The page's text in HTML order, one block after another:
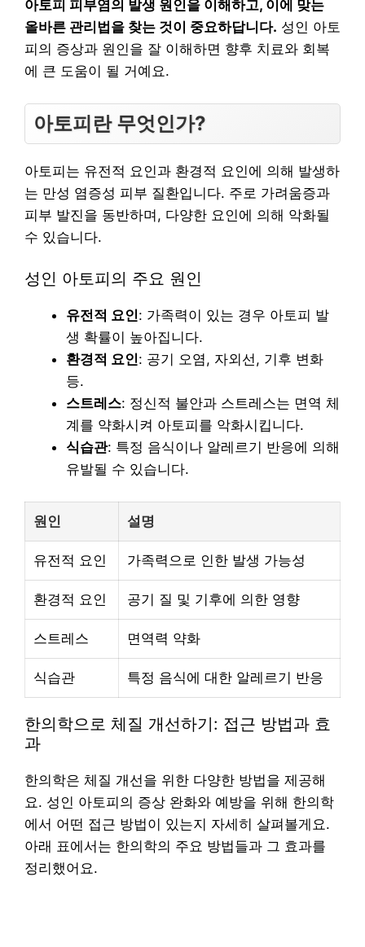
아토피 피부염의 발생 원인을 이해하고, 이에 맞는
올바른 관리법을 찾는 것이 중요하답니다. 성인 아토
피의 증상과 원인을 잘 이해하면 향후 치료와 회복
에 큰 도움이 될 거예요.
아토피란 무엇인가?
아토피는 유전적 요인과 환경적 요인에 의해 발생하
는 만성 염증성 피부 질환입니다. 주로 가려움증과
피부 발진을 동반하며, 다양한 요인에 의해 악화될
수 있습니다.
성인 아토피의 주요 원인
유전적 요인: 가족력이 있는 경우 아토피 발
생 확률이 높아집니다.
환경적 요인: 공기 오염, 자외선, 기후 변화
등.
스트레스: 정신적 불안과 스트레스는 면역 체
계를 약화시켜 아토피를 악화시킵니다.
식습관: 특정 음식이나 알레르기 반응에 의해
유발될 수 있습니다.
원인 설명
유전적 요인 가족력으로 인한 발생 가능성
환경적 요인 공기 질 및 기후에 의한 영향
스트레스 면역력 약화
식습관 특정 음식에 대한 알레르기 반응
한의학으로 체질 개선하기: 접근 방법과 효
과
한의학은 체질 개선을 위한 다양한 방법을 제공해
요. 성인 아토피의 증상 완화와 예방을 위해 한의학
에서 어떤 접근 방법이 있는지 자세히 살펴볼게요.
아래 표에서는 한의학의 주요 방법들과 그 효과를
정리했어요.